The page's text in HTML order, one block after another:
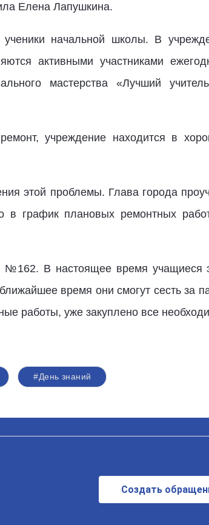
Елена Лапушкина.
начальной школы. В
активными участниками
мастерства «Лучший
учреждение находится в
этой проблемы. Глава города
в график плановых ремонтных
№162. В настоящее время учащиеся
время они смогут сесть за
работы, уже закуплено все
#День знаний
Создать